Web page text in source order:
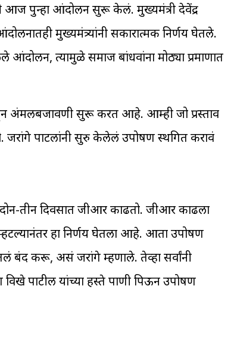
आज पुन्हा आंदोलन सुरू केलं. मुख्यमंत्री देवेंद्र
मुख्यमंत्र्यांनी सकारात्मक निर्णय घेतले.
त्यामुळे समाज बांधवांना मोठ्या प्रमाणात
अंमलबजावणी सुरू करत आहे. आम्ही जो प्रस्ताव
जरांगे पाटलांनी सुरु केलेलं उपोषण स्थगित करावं
तीन दिवसात जीआर काढतो. जीआर काढला
हा निर्णय घेतला आहे. आता उपोषण
बंद करू, असं जरांगे म्हणाले. तेव्हा सर्वांनी
पाटील यांच्या हस्ते पाणी पिऊन उपोषण